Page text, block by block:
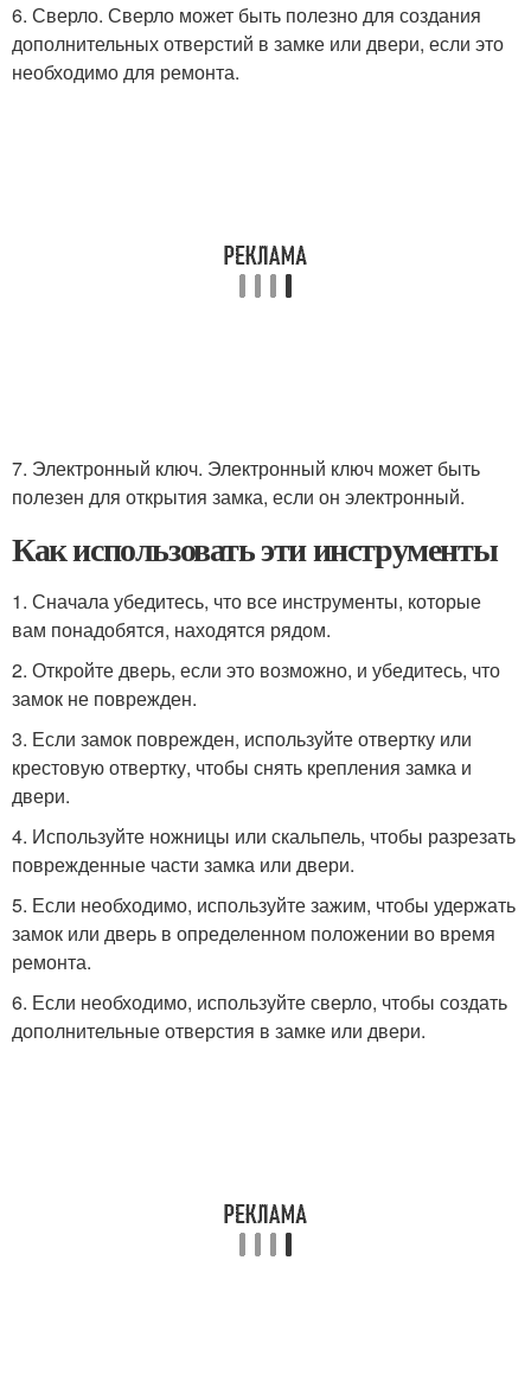
6. Сверло. Сверло может быть полезно для создания
дополнительных отверстий в замке или двери, если это
необходимо для ремонта.
7. Электронный ключ. Электронный ключ может быть
полезен для открытия замка, если он электронный.
Как использовать эти инструменты
1. Сначала убедитесь, что все инструменты, которые
вам понадобятся, находятся рядом.
2. Откройте дверь, если это возможно, и убедитесь, что
замок не поврежден.
3. Если замок поврежден, используйте отвертку или
крестовую отвертку, чтобы снять крепления замка и
двери.
4. Используйте ножницы или скальпель, чтобы разрезать
поврежденные части замка или двери.
5. Если необходимо, используйте зажим, чтобы удержать
замок или дверь в определенном положении во время
ремонта.
6. Если необходимо, используйте сверло, чтобы создать
дополнительные отверстия в замке или двери.